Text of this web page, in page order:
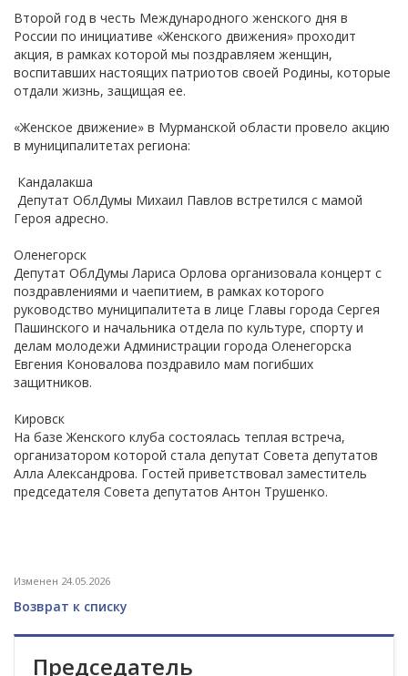
Второй год в честь Международного женского дня в
России по инициативе «Женского движения» проходит
акция, в рамках которой мы поздравляем женщин,
воспитавших настоящих патриотов своей Родины, которые
отдали жизнь, защищая ее.
«Женское движение» в Мурманской области провело акцию
в муниципалитетах региона:
Кандалакша
Депутат ОблДумы Михаил Павлов встретился с мамой
Героя адресно.
Оленегорск
Депутат ОблДумы Лариса Орлова организовала концерт с
поздравлениями и чаепитием, в рамках которого
руководство муниципалитета в лице Главы города Сергея
Пашинского и начальника отдела по культуре, спорту и
делам молодежи Администрации города Оленегорска
Евгения Коновалова поздравило мам погибших
защитников.
Кировск
На базе Женского клуба состоялась теплая встреча,
организатором которой стала депутат Совета депутатов
Алла Александрова. Гостей приветствовал заместитель
председателя Совета депутатов Антон Трушенко.
Изменен 24.05.2026
Возврат к списку
Председатель